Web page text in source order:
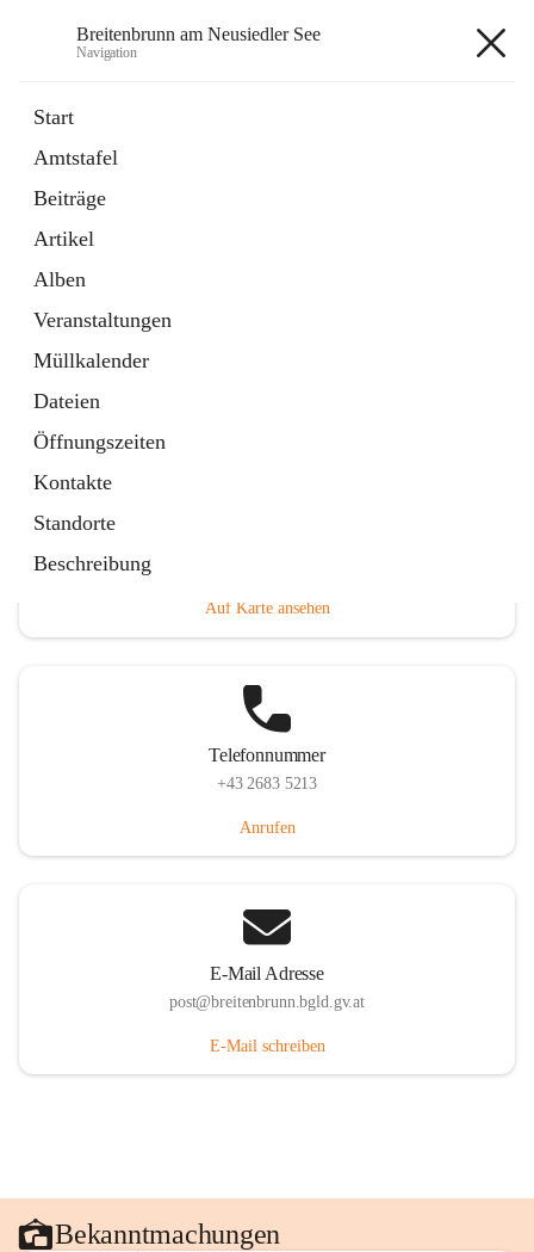
Breitenbrunn am Neusiedler See
Navigation
Start
Amtstafel
Beiträge
Artikel
Alben
Veranstaltungen
Müllkalender
Dateien
Öffnungszeiten
Kontakte
Standorte
Beschreibung
18 Schnellzugriffe
Gemeindeservice
Auf Karte ansehen
Telefonnummer
+43 2683 5213
Anrufen
E-Mail Adresse
post@breitenbrunn.bgld.gv.at
E-Mail schreiben
Bekanntmachungen